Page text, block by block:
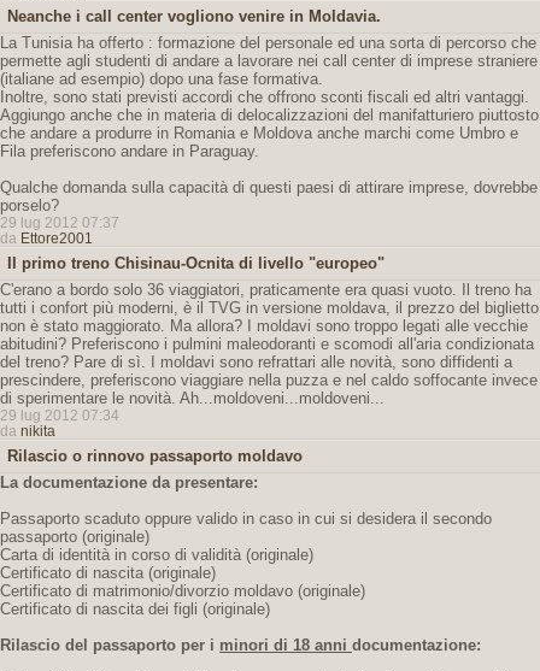
Neanche i call center vogliono venire in Moldavia.
La Tunisia ha offerto : formazione del personale ed una sorta di percorso che
permette agli studenti di andare a lavorare nei call center di imprese straniere
(italiane ad esempio) dopo una fase formativa.
Inoltre, sono stati previsti accordi che offrono sconti fiscali ed altri vantaggi.
Aggiungo anche che in materia di delocalizzazioni del manifatturiero piuttosto
che andare a produrre in Romania e Moldova anche marchi come Umbro e
Fila preferiscono andare in Paraguay.
Qualche domanda sulla capacità di questi paesi di attirare imprese, dovrebbe
porselo?
29 lug 2012 07:37
da Ettore2001
Il primo treno Chisinau-Ocnita di livello "europeo"
C'erano a bordo solo 36 viaggiatori, praticamente era quasi vuoto. Il treno ha
tutti i confort più moderni, è il TVG in versione moldava, il prezzo del biglietto
non è stato maggiorato. Ma allora? I moldavi sono troppo legati alle vecchie
abitudini? Preferiscono i pulmini maleodoranti e scomodi all'aria condizionata
del treno? Pare di sì. I moldavi sono refrattari alle novità, sono diffidenti a
prescindere, preferiscono viaggiare nella puzza e nel caldo soffocante invece
di sperimentare le novità. Ah...moldoveni...moldoveni...
29 lug 2012 07:34
da nikita
Rilascio o rinnovo passaporto moldavo
La documentazione da presentare:
Passaporto scaduto oppure valido in caso in cui si desidera il secondo
passaporto (originale)
Carta di identità in corso di validità (originale)
Certificato di nascita (originale)
Certificato di matrimonio/divorzio moldavo (originale)
Certificato di nascita dei figli (originale)
Rilascio del passaporto per i minori di 18 anni documentazione: